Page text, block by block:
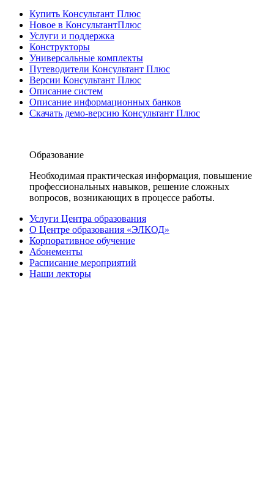
Купить Консультант Плюс
Новое в КонсультантПлюс
Услуги и поддержка
Конструкторы
Универсальные комплекты
Путеводители Консультант Плюс
Версии Консультант Плюс
Описание систем
Описание информационных банков
Скачать демо-версию Консультант Плюс
Образование
Необходимая практическая информация, повышение
профессиональных навыков, решение сложных
вопросов, возникающих в процессе работы.
Услуги Центра образования
О Центре образования «ЭЛКОД»
Корпоративное обучение
Абонементы
Расписание мероприятий
Наши лекторы